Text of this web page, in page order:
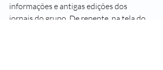
informações e antigas edições dos
jornais do grupo. De repente, na tela do